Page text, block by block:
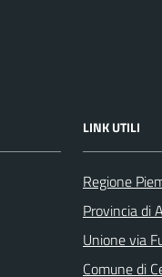
LINK UTILI
Regione
Provincia di
Unione via
Comune di